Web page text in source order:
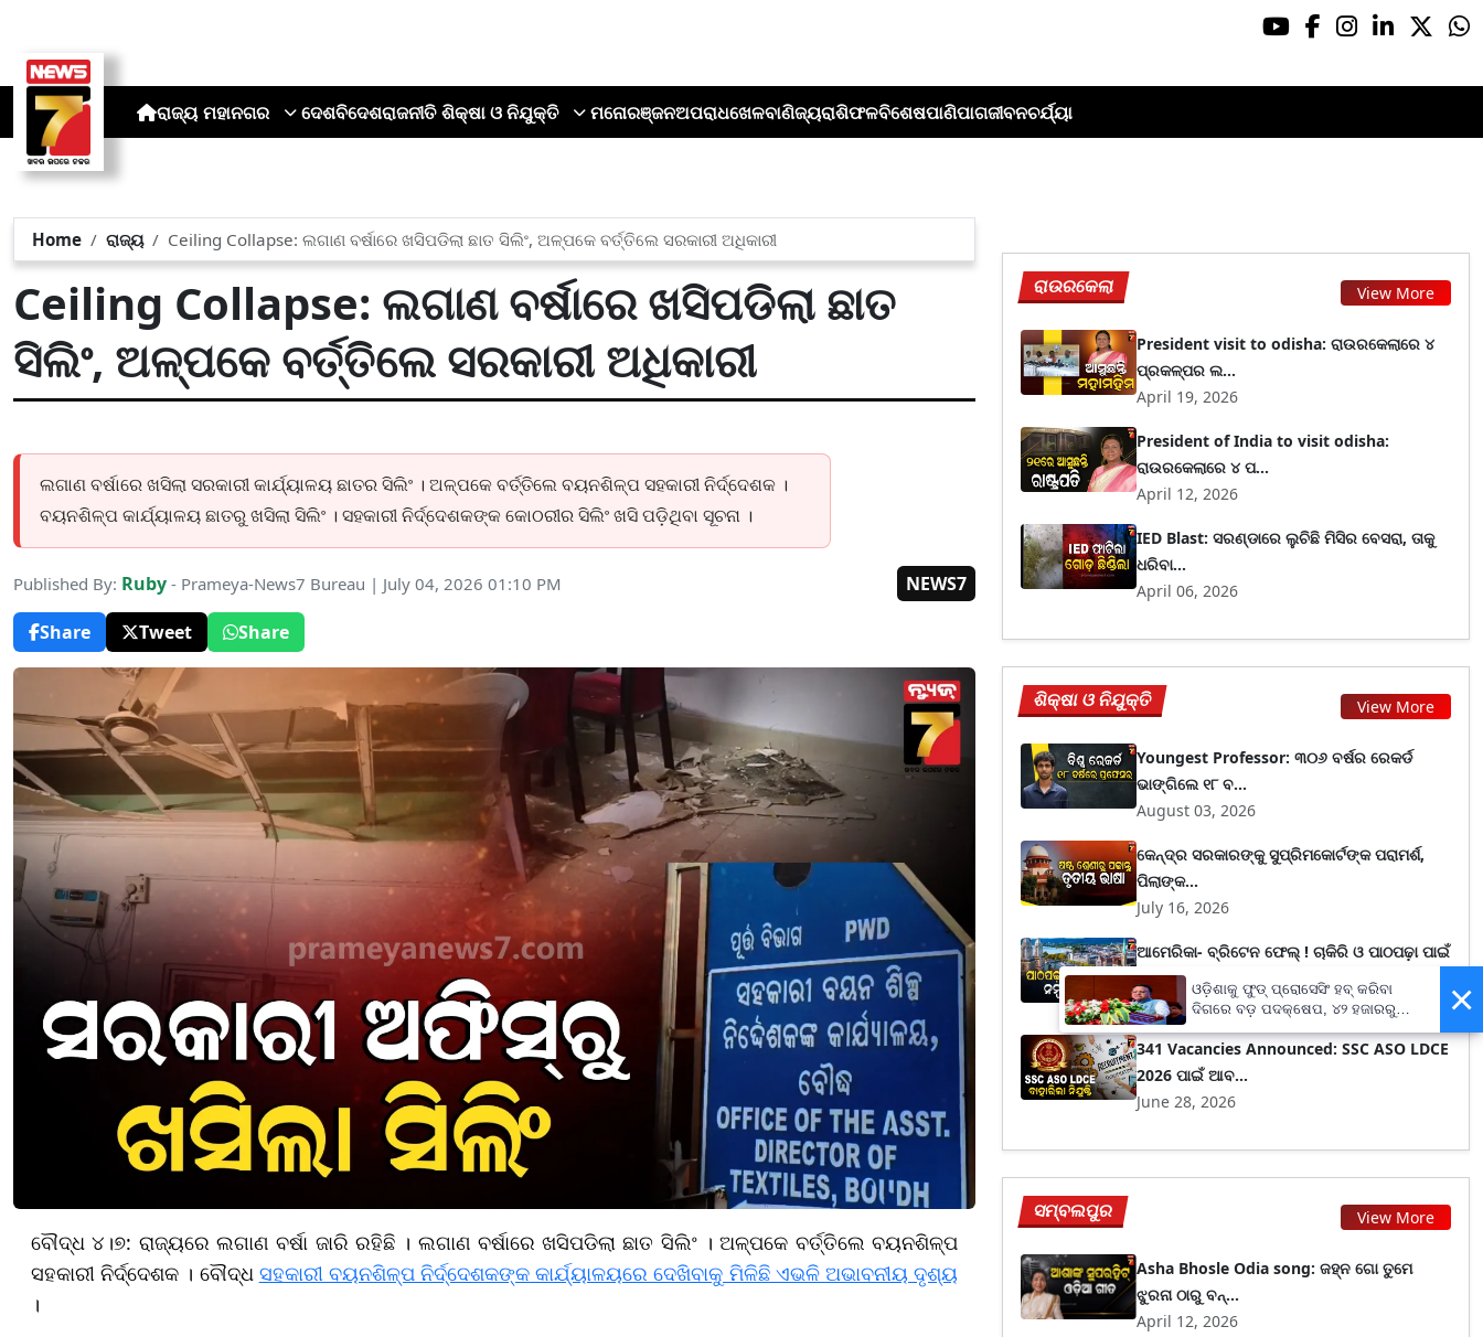
ରାଜ୍ୟ ମହାନଗର ଦେଶବିଦେଶରାଜନୀତି ଶିକ୍ଷା ଓ ନିଯୁକ୍ତି ମନୋରଞ୍ଜନଅପରାଧଖେଳବାଣିଜ୍ୟରାଶିଫଳବିଶେଷପାଣିପାଗଜୀବନଚର୍ଯ୍ୟା
Home ରାଜ୍ୟ Ceiling Collapse: ଲଗାଣ ବର୍ଷାରେ ଖସିପଡିଲା ଛାତ ସିଲିଂ, ଅଳ୍ପକେ ବର୍ତ୍ତିଲେ ସରକାରୀ ଅଧିକାରୀ
Ceiling Collapse: ଲଗାଣ ବର୍ଷାରେ ଖସିପଡିଲା ଛାତ
ସିଲିଂ, ଅଳ୍ପକେ ବର୍ତ୍ତିଲେ ସରକାରୀ ଅଧିକାରୀ
ଲଗାଣ ବର୍ଷାରେ ଖସିଲା ସରକାରୀ କାର୍ଯ୍ୟାଳୟ ଛାତର ସିଲିଂ । ଅଳ୍ପକେ ବର୍ତ୍ତିଲେ ବୟନଶିଳ୍ପ ସହକାରୀ ନିର୍ଦ୍ଦେଶକ ।
ବୟନଶିଳ୍ପ କାର୍ଯ୍ୟାଳୟ ଛାତରୁ ଖସିଲା ସିଲିଂ । ସହକାରୀ ନିର୍ଦ୍ଦେଶକଙ୍କ କୋଠରୀର ସିଲିଂ ଖସି ପଡ଼ିଥିବା ସୂଚନା ।
Published By: Ruby - Prameya-News7 Bureau | July 04, 2026 01:10 PM
NEWS7
Share
Tweet Share
ବୌଦ୍ଧ ୪।୭: ରାଜ୍ୟରେ ଲଗାଣ ବର୍ଷା ଜାରି ରହିଛି । ଲଗାଣ ବର୍ଷାରେ ଖସିପଡିଲା ଛାତ ସିଲିଂ । ଅଳ୍ପକେ ବର୍ତ୍ତିଲେ ବୟନଶିଳ୍ପ
ସହକାରୀ ନିର୍ଦ୍ଦେଶକ । ବୌଦ୍ଧ ସହକାରୀ ବୟନଶିଳ୍ପ ନିର୍ଦ୍ଦେଶକଙ୍କ କାର୍ଯ୍ୟାଳୟରେ ଦେଖିବାକୁ ମିଳିଛି ଏଭଳି ଅଭାବନୀୟ ଦୃଶ୍ୟ
।
ରାଉରକେଲା View More
President visit to odisha: ରାଉରକେଲାରେ ୪
ପ୍ରକଳ୍ପର ଲ...
April 19, 2026
President of India to visit odisha:
ରାଉରକେଲାରେ ୪ ପ...
April 12, 2026
IED Blast: ସରଣ୍ଡାରେ ଲୁଚିଛି ମିସିର ବେସରା, ତାକୁ
ଧରିବା...
April 06, 2026
ଶିକ୍ଷା ଓ ନିଯୁକ୍ତି View More
Youngest Professor: ୩୦୬ ବର୍ଷର ରେକର୍ଡ
ଭାଙ୍ଗିଲେ ୧୮ ବ...
August 03, 2026
କେନ୍ଦ୍ର ସରକାରଙ୍କୁ ସୁପ୍ରିମକୋର୍ଟଙ୍କ ପରାମର୍ଶ,
ପିଲାଙ୍କ...
July 16, 2026
ଆମେରିକା- ବ୍ରିଟେନ ଫେଲ୍ ! ଚାକିରି ଓ ପାଠପଢ଼ା ପାଇଁ
ଏହି...
July 09, 2026
341 Vacancies Announced: SSC ASO LDCE
2026 ପାଇଁ ଆବ...
June 28, 2026
ସମ୍ବଲପୁର View More
Asha Bhosle Odia song: ଜହ୍ନ ଗୋ ତୁମେ
ଝୁରନା ଠାରୁ ବନ୍...
April 12, 2026
×
ଓଡ଼ିଶାକୁ ଫୁଡ୍ ପ୍ରୋସେସିଂ ହବ୍ କରିବା
ଦିଗରେ ବଡ଼ ପଦକ୍ଷେପ, ୪୨ ହଜାରରୁ
ଅଧିକ ନିଯୁକ୍ତି ସୁଯୋଗ